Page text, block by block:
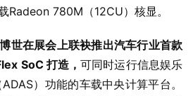
Radeon 780M（12CU）核显。
世在展会上联袂推出汽车行业首款
SoC 打造， 可同时运行信息娱乐
）功能的车载中央计算平台。